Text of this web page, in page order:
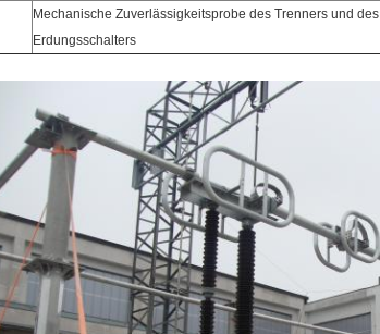
Mechanische Zuverlässigkeitsprobe des Trenners und des
Erdungsschalters